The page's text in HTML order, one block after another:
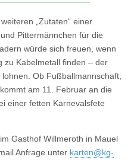
„Zutaten“ einer
Pittermännchen für die
würde sich freuen, wenn
zu Kabelmetall finden – der
Ob Fußballmannschaft,
am 11. Februar an die
einer fetten Karnevalsfete
Gasthof Willmeroth in Mauel
Anfrage unter karten@kg-